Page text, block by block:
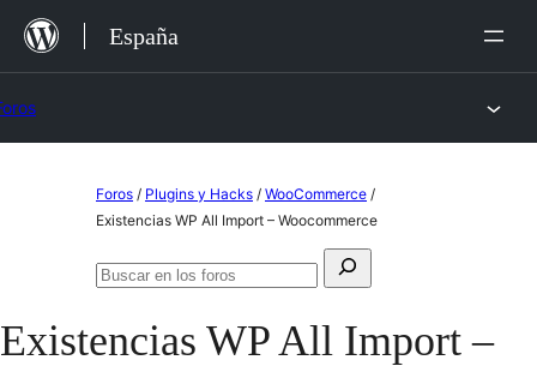
Saltar
España
Foros / Plugins y Hacks / WooCommerce /
Existencias WP All Import – Woocommerce
Buscar:
Buscar
los
Existencias WP All Import –